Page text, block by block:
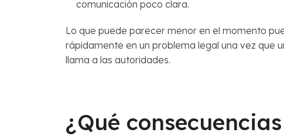
comunicación poco clara.
Lo que puede parecer menor en el momento
rápidamente en un problema legal una vez que
llama a las autoridades.
¿Qué